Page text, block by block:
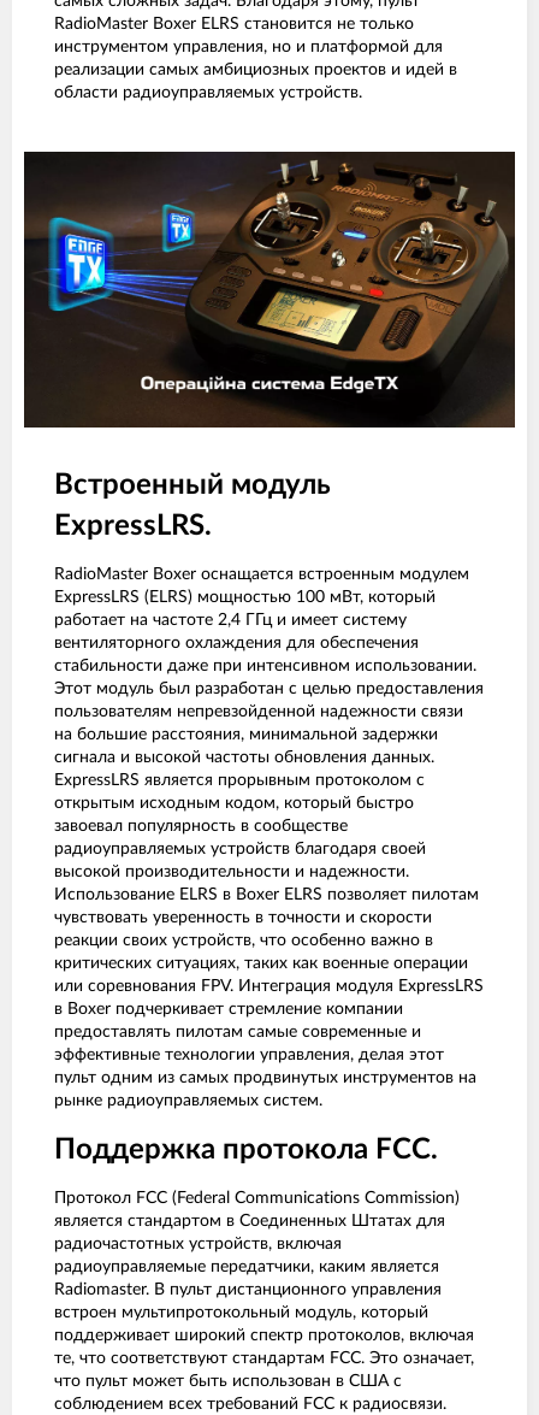
RadioMaster Boxer ELRS становится не только
инструментом управления, но и платформой для
реализации самых амбициозных проектов и идей в
области радиоуправляемых устройств.
Встроенный модуль
ExpressLRS.
RadioMaster Boxer оснащается встроенным модулем
ExpressLRS (ELRS) мощностью 100 мВт, который
работает на частоте 2,4 ГГц и имеет систему
вентиляторного охлаждения для обеспечения
стабильности даже при интенсивном использовании.
Этот модуль был разработан с целью предоставления
пользователям непревзойденной надежности связи
на большие расстояния, минимальной задержки
сигнала и высокой частоты обновления данных.
ExpressLRS является прорывным протоколом с
открытым исходным кодом, который быстро
завоевал популярность в сообществе
радиоуправляемых устройств благодаря своей
высокой производительности и надежности.
Использование ELRS в Boxer ELRS позволяет пилотам
чувствовать уверенность в точности и скорости
реакции своих устройств, что особенно важно в
критических ситуациях, таких как военные операции
или соревнования FPV. Интеграция модуля ExpressLRS
в Boxer подчеркивает стремление компании
предоставлять пилотам самые современные и
эффективные технологии управления, делая этот
пульт одним из самых продвинутых инструментов на
рынке радиоуправляемых систем.
Поддержка протокола FCC.
Протокол FCC (Federal Communications Commission)
является стандартом в Соединенных Штатах для
радиочастотных устройств, включая
радиоуправляемые передатчики, каким является
Radiomaster. В пульт дистанционного управления
встроен мультипротокольный модуль, который
поддерживает широкий спектр протоколов, включая
те, что соответствуют стандартам FCC. Это означает,
что пульт может быть использован в США с
соблюдением всех требований FCC к радиосвязи.